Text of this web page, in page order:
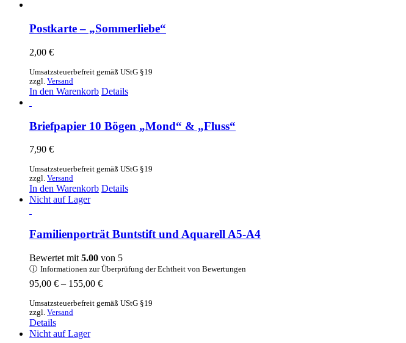
Postkarte – „Sommerliebe“
2,00 €
Umsatzsteuerbefreit gemäß UStG §19
zzgl. Versand
In den Warenkorb Details
Briefpapier 10 Bögen „Mond“ & „Fluss“
7,90 €
Umsatzsteuerbefreit gemäß UStG §19
zzgl. Versand
In den Warenkorb Details
Nicht auf Lager
Familienporträt Buntstift und Aquarell A5-A4
Bewertet mit 5.00 von 5
ⓘ Informationen zur Überprüfung der Echtheit von Bewertungen
95,00 € – 155,00 €Preisspanne:
bis
Umsatzsteuerbefreit gemäß UStG §19
zzgl. Versand
Details
Nicht auf Lager